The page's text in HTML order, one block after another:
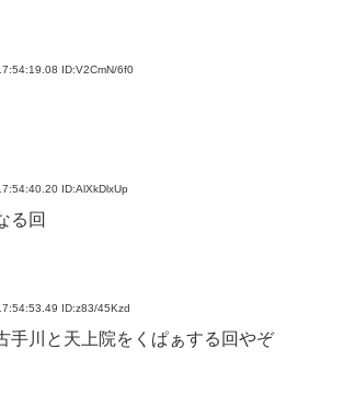
ID:V2CmN/6f0
ID:AlXkDlxUp
る回
ID:z83/45Kzd
手川と天上院をくぱぁする回やぞ